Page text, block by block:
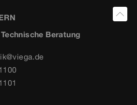
Beratung